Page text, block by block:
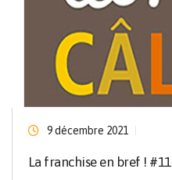
9 décembre 2021
La franchise en bref ! #11